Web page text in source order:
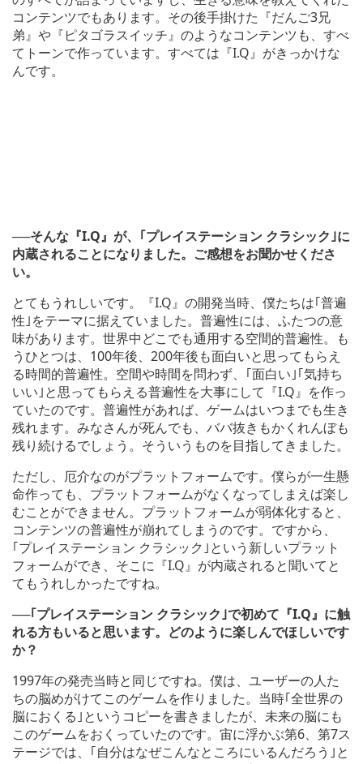
コンテンツでもあります。その後手掛けた『だんご3兄
弟』や『ピタゴラスイッチ』のようなコンテンツも、すべ
てトーンで作っています。すべては『I.Q』がきっかけな
んです。
──そんな『I.Q』が、｢プレイステーション クラシック｣に
内蔵されることになりました。ご感想をお聞かせくださ
い。
とてもうれしいです。『I.Q』の開発当時、僕たちは｢普遍
性｣をテーマに据えていました。普遍性には、ふたつの意
味があります。世界中どこでも通用する空間的普遍性。も
うひとつは、100年後、200年後も面白いと思ってもらえ
る時間的普遍性。空間や時間を問わず、｢面白い｣｢気持ち
いい｣と思ってもらえる普遍性を大事にして『I.Q』を作っ
ていたのです。普遍性があれば、ゲームはいつまでも生き
残れます。みなさんが死んでも、ババ抜きもかくれんぼも
残り続けるでしょう。そういうものを目指してきました。
ただし、厄介なのがプラットフォームです。僕らが一生懸
命作っても、プラットフォームがなくなってしまえば楽し
むことができません。プラットフォームが弱体化すると、
コンテンツの普遍性が崩れてしまうのです。ですから、
｢プレイステーション クラシック｣という新しいプラット
フォームができ、そこに『I.Q』が内蔵されると聞いてと
てもうれしかったですね。
──｢プレイステーション クラシック｣で初めて『I.Q』に触
れる方もいると思います。どのように楽しんでほしいです
か？
1997年の発売当時と同じですね。僕は、ユーザーの人た
ちの脳めがけてこのゲームを作りました。当時｢全世界の
脳におくる｣というコピーを書きましたが、未来の脳にも
このゲームをおくっていたのです。宙に浮かぶ第6、第7ス
テージでは、｢自分はなぜこんなところにいるんだろう｣と